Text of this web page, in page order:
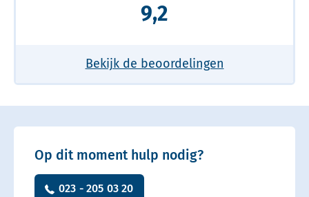
9,2
Bekijk de beoordelingen
Op dit moment hulp nodig?
023 - 205 03 20